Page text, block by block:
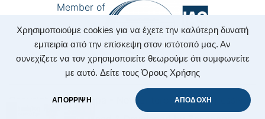
Χρησιμοποιούμε cookies για να έχετε την καλύτερη δυνατή
εμπειρία από την επίσκεψη στον ιστότοπό μας. Αν
συνεχίζετε να τον χρησιμοποιείτε θεωρούμε ότι συμφωνείτε
με αυτό. Δείτε τους Όρους Χρήσης
ΑΠΟΡΡΙΨΗ ΑΠΟΔΟΧΗ
Member of
Copyright 2022 Nepa - New Enterprising Progressive